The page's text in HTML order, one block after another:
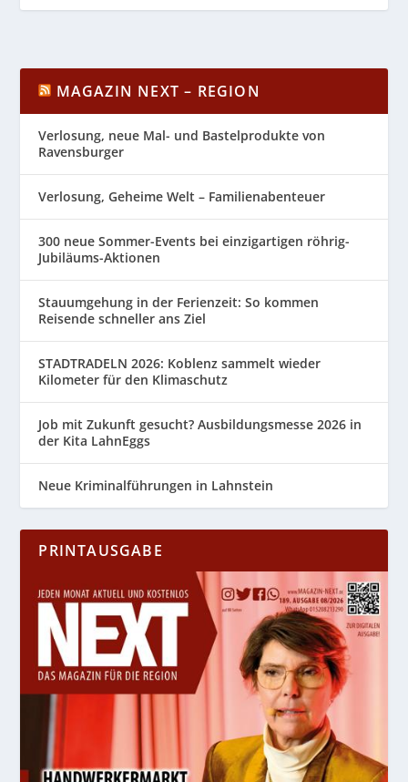
MAGAZIN NEXT – REGION
Verlosung, neue Mal- und Bastelprodukte von
Ravensburger
Verlosung, Geheime Welt – Familienabenteuer
300 neue Sommer-Events bei einzigartigen röhrig-
Jubiläums-Aktionen
Stauumgehung in der Ferienzeit: So kommen
Reisende schneller ans Ziel
STADTRADELN 2026: Koblenz sammelt wieder
Kilometer für den Klimaschutz
Job mit Zukunft gesucht? Ausbildungsmesse 2026 in
der Kita LahnEggs
Neue Kriminalführungen in Lahnstein
PRINTAUSGABE